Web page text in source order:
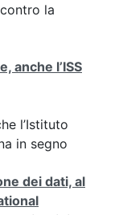
la
anche l’ISS
l’Istituto
in segno
dei dati, al